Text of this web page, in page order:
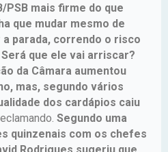
PSB mais firme do que
que mudar mesmo de
parada, correndo o risco
que ele vai arriscar?
da Câmara aumentou
mas, segundo vários
dos cardápios caiu
Segundo uma
quinzenais com os chefes